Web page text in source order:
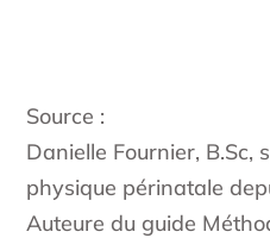
Source :
Danielle Fournier, B.Sc,
physique périnatale
Auteure du guide